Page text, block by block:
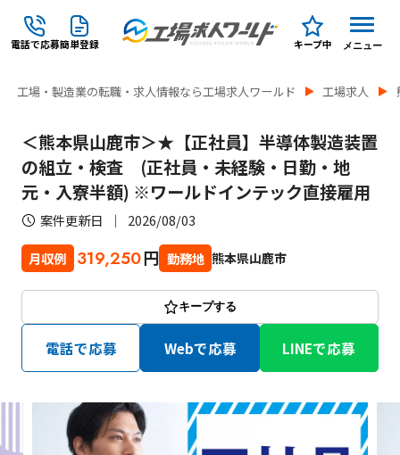
電話で応募簡単登録 キープ中 メニュー
工場・製造業の転職・求人情報なら工場求人ワールド 工場求人
＜熊本県山鹿市＞★【正社員】半導体製造装置
の組立・検査 (正社員・未経験・日勤・地
元・入寮半額) ※ワールドインテック直接雇用
案件更新日 2026/08/03
月収例 319,250円 勤務地 熊本県山鹿市
キープする
電話で応募 Webで応募 LINEで応募